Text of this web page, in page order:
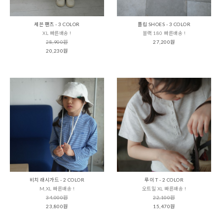
세븐 팬츠 - 3 COLOR
XL 빠른배송 !
28,900원
20,230원
플립 SHOES - 3 COLOR
블랙 180 빠른배송 !
27,200원
비치 래시가드 - 2 COLOR
M,XL 빠른배송 !
34,000원
23,800원
루이 T - 2 COLOR
오트밀 XL 빠른배송 !
22,100원
15,470원